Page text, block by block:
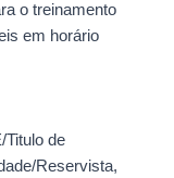
o treinamento
em horário
Titulo de
Reservista,